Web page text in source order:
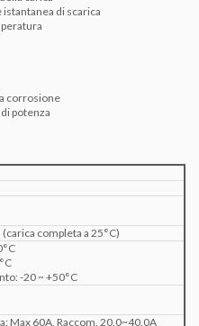
di scarica
corrosione
potenza
completa a 25°C)
-20 ~ +50°C
Max 60A, Raccom. 20.0~40.0A